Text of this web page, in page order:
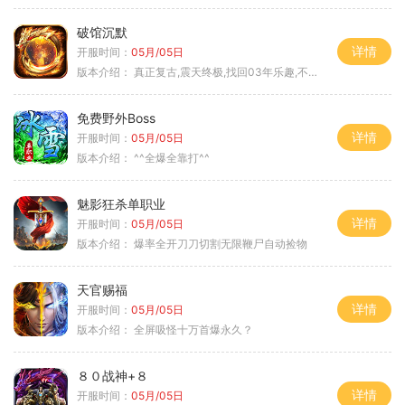
破馆沉默
开服时间： 05月/05日
版本介绍： 真正复古,震天终极,找回03年乐趣,不搞花里胡
详情
免费野外Boss
开服时间： 05月/05日
版本介绍： ^^全爆全靠打^^
详情
魅影狂杀单职业
开服时间： 05月/05日
版本介绍： 爆率全开刀刀切割无限鞭尸自动捡物
详情
天官赐福
开服时间： 05月/05日
版本介绍： 全屏吸怪十万首爆永久？
详情
８０战神+８
开服时间： 05月/05日
详情